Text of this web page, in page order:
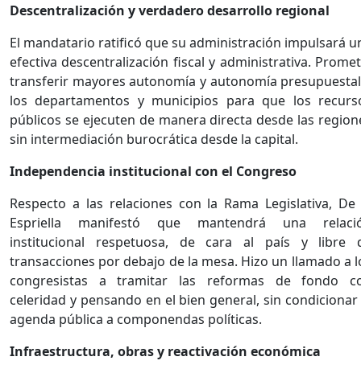
Descentralización y verdadero desarrollo regional
El mandatario ratificó que su administración impulsará
efectiva descentralización fiscal y administrativa.
transferir mayores autonomía y autonomía
los departamentos y municipios para que los
públicos se ejecuten de manera directa desde las
sin intermediación burocrática desde la capital.
Independencia institucional con el Congreso
Respecto a las relaciones con la Rama Legislativa, De
Espriella manifestó que mantendrá una
institucional respetuosa, de cara al país y libre
transacciones por debajo de la mesa. Hizo un llamado a
congresistas a tramitar las reformas de fondo
celeridad y pensando en el bien general, sin condicionar
agenda pública a componendas políticas.
Infraestructura, obras y reactivación económica